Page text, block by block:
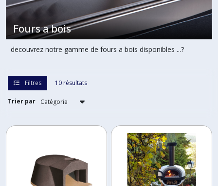
Fours a bois
decouvrez notre gamme de fours a bois disponibles ...?
Filtres 10 résultats
Trier par
ROSSOFUOCO
(4)
Afficher
les
résultats